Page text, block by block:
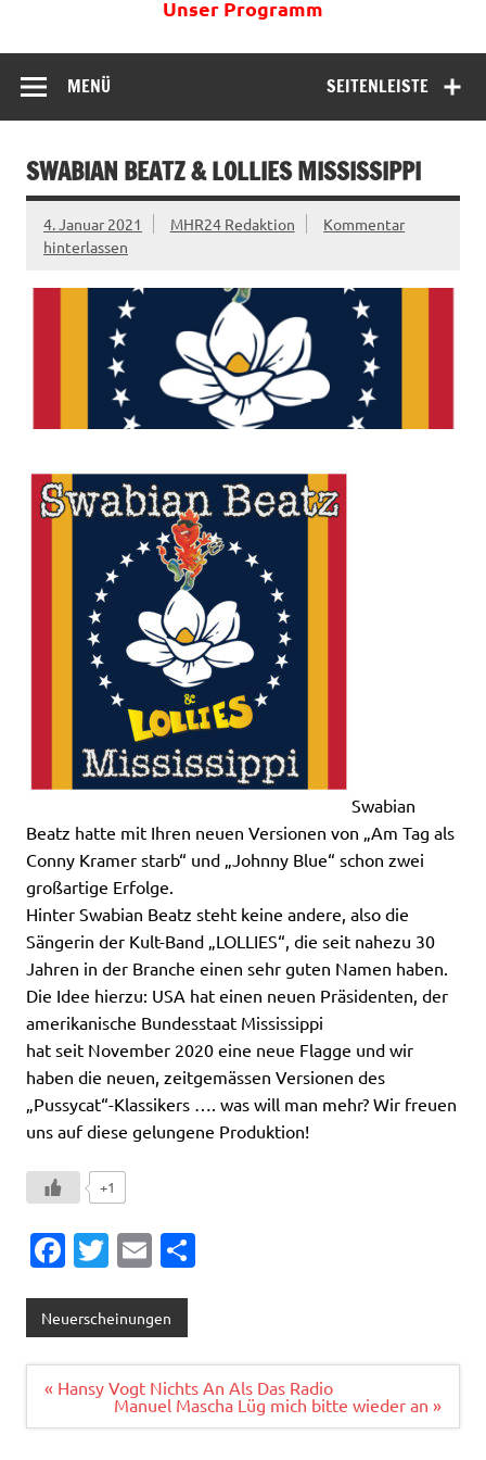
Unser Programm
SEITENLEISTE
MENÜ
SWABIAN BEATZ & LOLLIES MISSISSIPPI
4. Januar 2021 MHR24 Redaktion
Kommentar
hinterlassen
Swabian
Beatz hatte mit Ihren neuen Versionen von „Am Tag als
Conny Kramer starb“ und „Johnny Blue“ schon zwei
großartige Erfolge.
Hinter Swabian Beatz steht keine andere, also die
Sängerin der Kult-Band „LOLLIES“, die seit nahezu 30
Jahren in der Branche einen sehr guten Namen haben.
Die Idee hierzu: USA hat einen neuen Präsidenten, der
amerikanische Bundesstaat Mississippi
hat seit November 2020 eine neue Flagge und wir
haben die neuen, zeitgemässen Versionen des
„Pussycat“-Klassikers …. was will man mehr? Wir freuen
uns auf diese gelungene Produktion!
+1
Fa
e
b
o
o
T
it
te
r
E
ai
l
n
Neuerscheinungen
Beitragsnavigation
« Hansy Vogt Nichts An Als Das Radio
Manuel Mascha Lüg mich bitte wieder an »